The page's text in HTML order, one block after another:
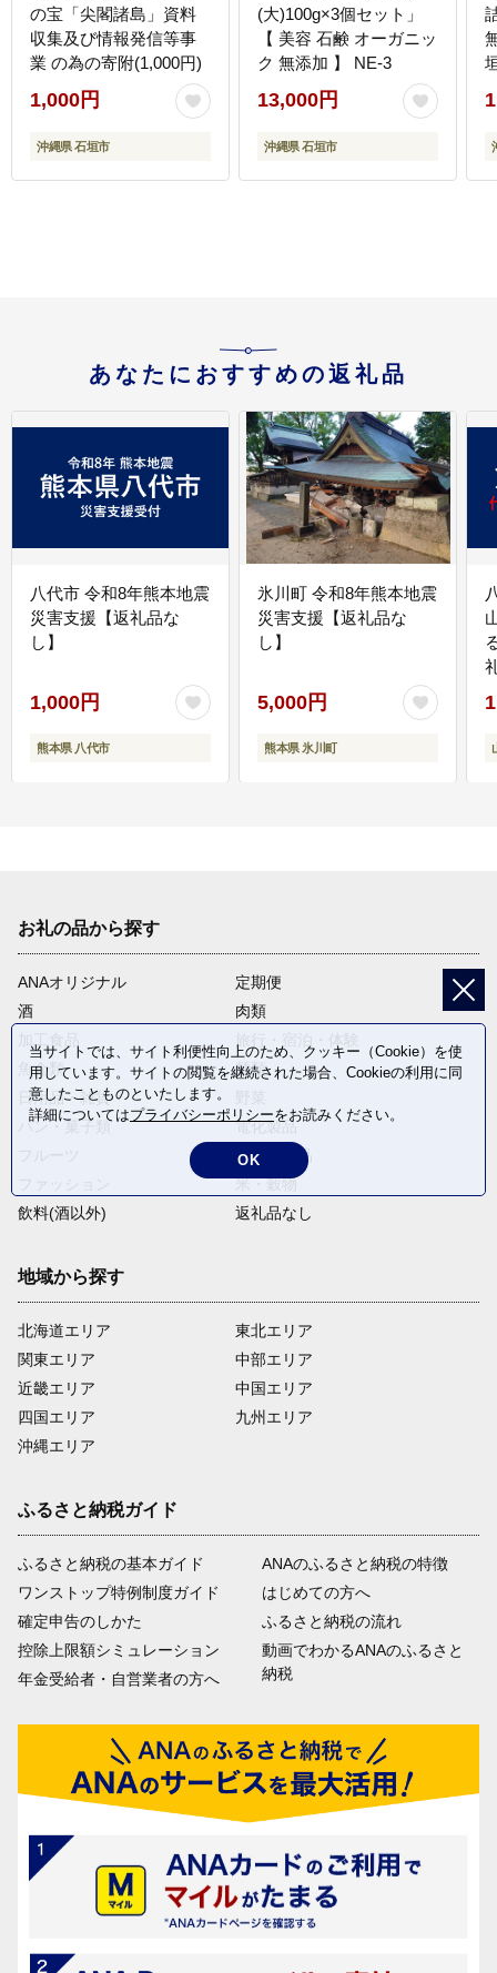
の宝「尖閣諸島」資料
収集及び情報発信等事
業 の為の寄附(1,000円)
1,000円
沖縄県 石垣市
(大)100g×3個セット」
【 美容 石鹸 オーガニッ
ク 無添加 】 NE-3
13,000円
沖縄県 石垣市
あなたにおすすめの返礼品
八代市 令和8年熊本地震
災害支援【返礼品な
し】
1,000円
熊本県 八代市
氷川町 令和8年熊本地震
災害支援【返礼品な
し】
5,000円
熊本県 氷川町
お礼の品から探す
ANAオリジナル
定期便
酒
肉類
加工食品
旅行・宿泊・体験
魚介類
麺類
日用品・雑貨
パン・菓子類
電化製品
卵・乳製品
米・穀物
飲料(酒以外)
返礼品なし
地域から探す
北海道エリア
関東エリア
近畿エリア
四国エリア
沖縄エリア
東北エリア
中部エリア
中国エリア
九州エリア
ふるさと納税ガイド
ふるさと納税の基本ガイド
ワンストップ特例制度ガイド
確定申告のしかた
控除上限額シミュレーション
年金受給者・自営業者の方へ
ANAのふるさと納税の特徴
はじめての方へ
ふるさと納税の流れ
動画でわかるANAのふるさと
納税
当サイトでは、サイト利便性向上のため、クッキー（Cookie）を使
用しています。サイトの閲覧を継続された場合、Cookieの利用に同
意したことものといたします。
詳細についてはプライバシーポリシーをお読みください。
OK